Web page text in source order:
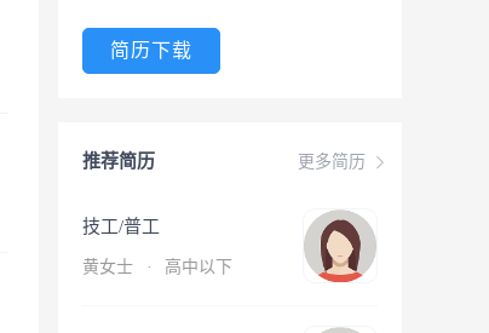
简历下载
更多简历
推荐简历
技工/普工
黄女士 · 高中以下